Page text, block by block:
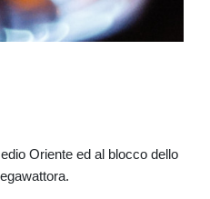
Oriente ed al blocco dello